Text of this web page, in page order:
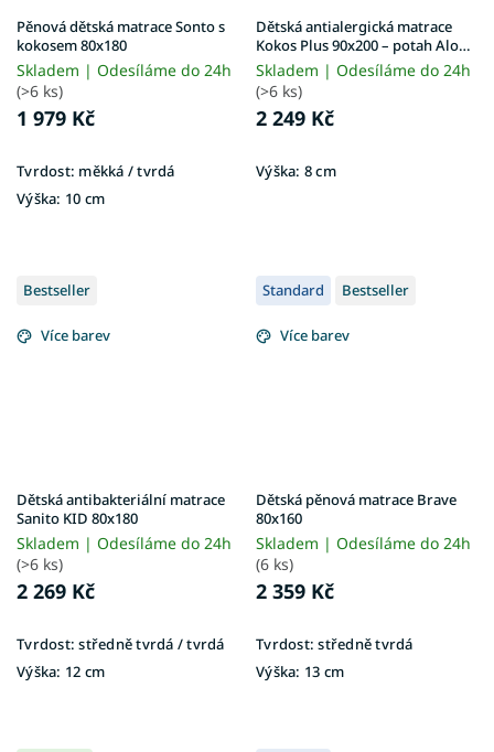
Pěnová dětská matrace Sonto s
kokosem 80x180
Skladem | Odesíláme do 24h
(>6 ks)
1 979 Kč
Tvrdost: měkká / tvrdá
Výška: 10 cm
Dětská antialergická matrace
Kokos Plus 90x200 – potah Aloe
Vera
Skladem | Odesíláme do 24h
(>6 ks)
2 249 Kč
Výška: 8 cm
Bestseller
Více barev
Dětská antibakteriální matrace
Sanito KID 80x180
Skladem | Odesíláme do 24h
(>6 ks)
2 269 Kč
Tvrdost: středně tvrdá / tvrdá
Výška: 12 cm
Standard Bestseller
Více barev
Dětská pěnová matrace Brave
80x160
Skladem | Odesíláme do 24h
(6 ks)
2 359 Kč
Tvrdost: středně tvrdá
Výška: 13 cm